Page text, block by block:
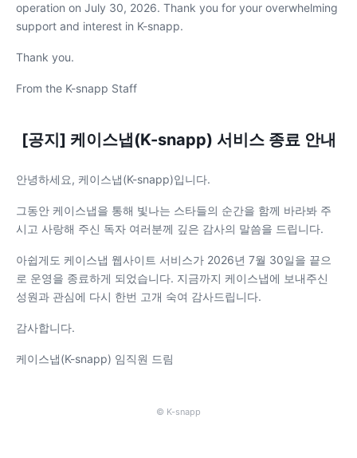
operation on July 30, 2026. Thank you for your overwhelming
support and interest in K-snapp.
Thank you.
From the K-snapp Staff
[공지] 케이스냅(K-snapp) 서비스 종료 안내
안녕하세요, 케이스냅(K-snapp)입니다.
그동안 케이스냅을 통해 빛나는 스타들의 순간을 함께 바라봐 주
시고 사랑해 주신 독자 여러분께 깊은 감사의 말씀을 드립니다.
아쉽게도 케이스냅 웹사이트 서비스가 2026년 7월 30일을 끝으
로 운영을 종료하게 되었습니다. 지금까지 케이스냅에 보내주신
성원과 관심에 다시 한번 고개 숙여 감사드립니다.
감사합니다.
케이스냅(K-snapp) 임직원 드림
© K-snapp